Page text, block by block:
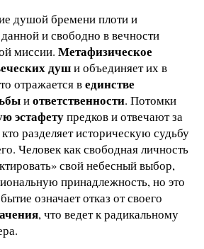
душой бремени плоти и
и свободно в вечности
миссии. Метафизическое
души объединяет их в
отражается вединстве
иответственности. Потомки
эстафетупредков и отвечают за
разделяет историческую судьбу
Человек как свободная личность
свой небесный выбор,
принадлежность, но это
означает отказ от своего
, что ведет к радикальному